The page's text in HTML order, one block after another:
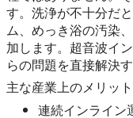
す。洗浄が不十分だ
ム、めっき浴の汚染
加します。超音波イ
らの問題を直接解決
主な産業上のメリッ
連続インライン